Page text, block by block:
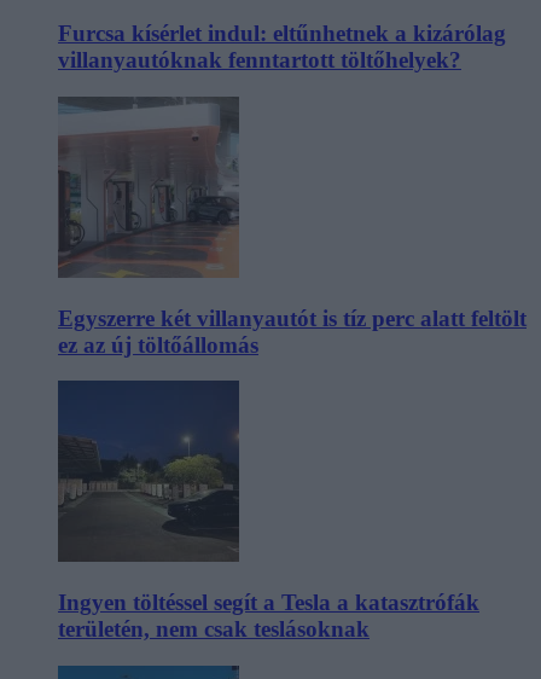
Furcsa kísérlet indul: eltűnhetnek a kizárólag
villanyautóknak fenntartott töltőhelyek?
Egyszerre két villanyautót is tíz perc alatt feltölt
ez az új töltőállomás
Ingyen töltéssel segít a Tesla a katasztrófák
területén, nem csak teslásoknak